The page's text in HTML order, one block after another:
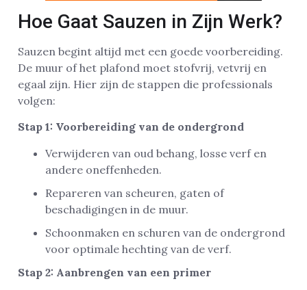
Hoe Gaat Sauzen in Zijn Werk?
Sauzen begint altijd met een goede voorbereiding.
De muur of het plafond moet stofvrij, vetvrij en
egaal zijn. Hier zijn de stappen die professionals
volgen:
Stap 1: Voorbereiding van de ondergrond
Verwijderen van oud behang, losse verf en
andere oneffenheden.
Repareren van scheuren, gaten of
beschadigingen in de muur.
Schoonmaken en schuren van de ondergrond
voor optimale hechting van de verf.
Stap 2: Aanbrengen van een primer